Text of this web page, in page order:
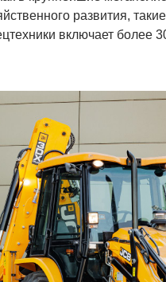
развития,
включает более